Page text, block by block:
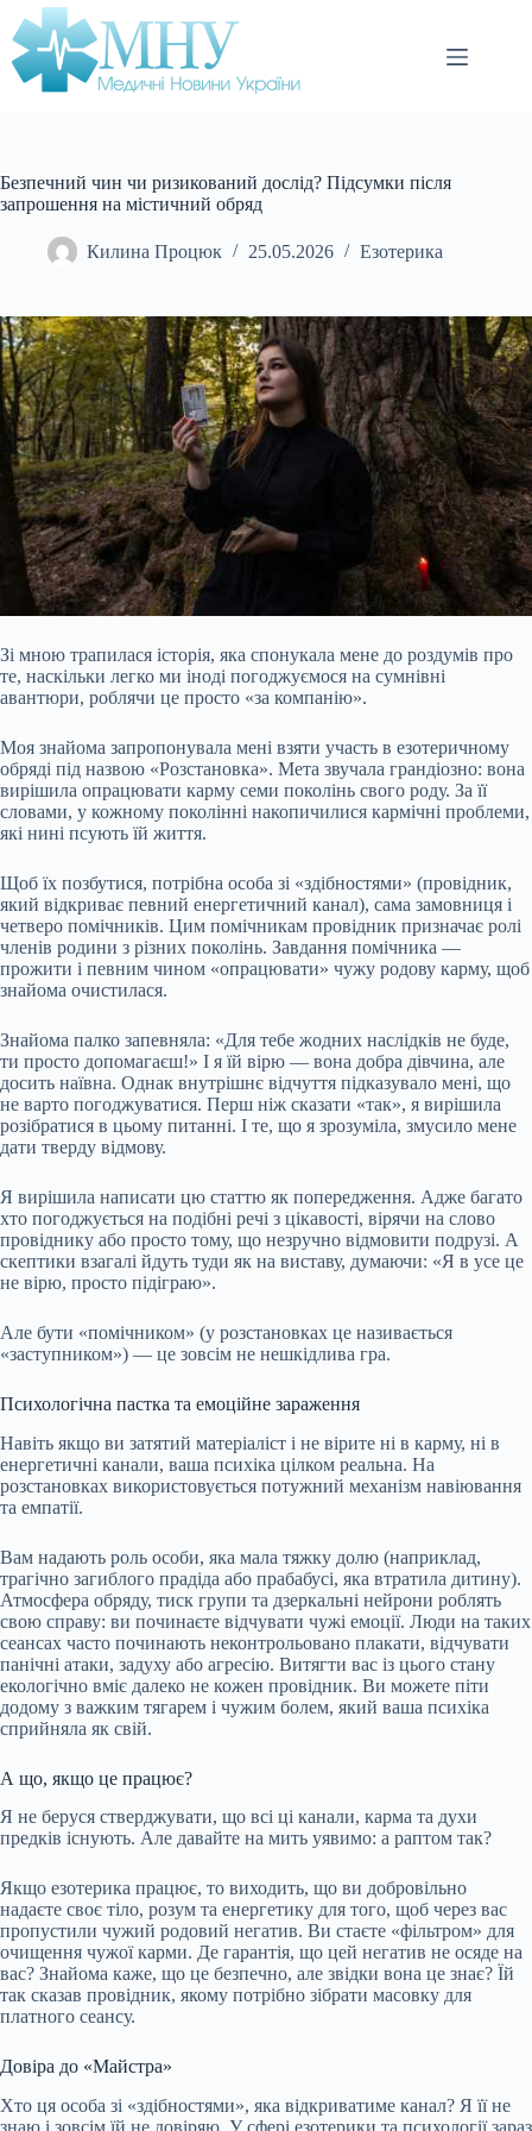
Перейти
до
вмісту
Безпечний чин чи ризикований дослід? Підсумки після
запрошення на містичний обряд
Килина Процюк 25.05.2026 Езотерика
Зі мною трапилася історія, яка спонукала мене до роздумів про
те, наскільки легко ми іноді погоджуємося на сумнівні
авантюри, роблячи це просто «за компанію».
Моя знайома запропонувала мені взяти участь в езотеричному
обряді під назвою «Розстановка». Мета звучала грандіозно: вона
вирішила опрацювати карму семи поколінь свого роду. За її
словами, у кожному поколінні накопичилися кармічні проблеми,
які нині псують їй життя.
Щоб їх позбутися, потрібна особа зі «здібностями» (провідник,
який відкриває певний енергетичний канал), сама замовниця і
четверо помічників. Цим помічникам провідник призначає ролі
членів родини з різних поколінь. Завдання помічника —
прожити і певним чином «опрацювати» чужу родову карму, щоб
знайома очистилася.
Знайома палко запевняла: «Для тебе жодних наслідків не буде,
ти просто допомагаєш!» І я їй вірю — вона добра дівчина, але
досить наївна. Однак внутрішнє відчуття підказувало мені, що
не варто погоджуватися. Перш ніж сказати «так», я вирішила
розібратися в цьому питанні. І те, що я зрозуміла, змусило мене
дати тверду відмову.
Я вирішила написати цю статтю як попередження. Адже багато
хто погоджується на подібні речі з цікавості, вірячи на слово
провіднику або просто тому, що незручно відмовити подрузі. А
скептики взагалі йдуть туди як на виставу, думаючи: «Я в усе це
не вірю, просто підіграю».
Але бути «помічником» (у розстановках це називається
«заступником») — це зовсім не нешкідлива гра.
Психологічна пастка та емоційне зараження
Навіть якщо ви затятий матеріаліст і не вірите ні в карму, ні в
енергетичні канали, ваша психіка цілком реальна. На
розстановках використовується потужний механізм навіювання
та емпатії.
Вам надають роль особи, яка мала тяжку долю (наприклад,
трагічно загиблого прадіда або прабабусі, яка втратила дитину).
Атмосфера обряду, тиск групи та дзеркальні нейрони роблять
свою справу: ви починаєте відчувати чужі емоції. Люди на таких
сеансах часто починають неконтрольовано плакати, відчувати
панічні атаки, задуху або агресію. Витягти вас із цього стану
екологічно вміє далеко не кожен провідник. Ви можете піти
додому з важким тягарем і чужим болем, який ваша психіка
сприйняла як свій.
А що, якщо це працює?
Я не беруся стверджувати, що всі ці канали, карма та духи
предків існують. Але давайте на мить уявимо: а раптом так?
Якщо езотерика працює, то виходить, що ви добровільно
надаєте своє тіло, розум та енергетику для того, щоб через вас
пропустили чужий родовий негатив. Ви стаєте «фільтром» для
очищення чужої карми. Де гарантія, що цей негатив не осяде на
вас? Знайома каже, що це безпечно, але звідки вона це знає? Їй
так сказав провідник, якому потрібно зібрати масовку для
платного сеансу.
Довіра до «Майстра»
Хто ця особа зі «здібностями», яка відкриватиме канал? Я її не